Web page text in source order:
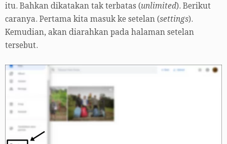
itu. Bahkan dikatakan tak terbatas (unlimited). Berikut
caranya. Pertama kita masuk ke setelan (settings).
Kemudian, akan diarahkan pada halaman setelan
tersebut.